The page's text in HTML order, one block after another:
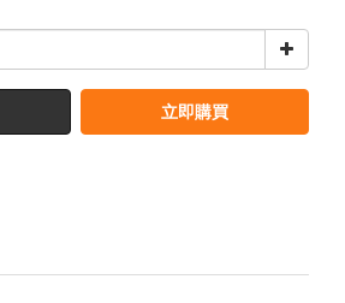
立即購買